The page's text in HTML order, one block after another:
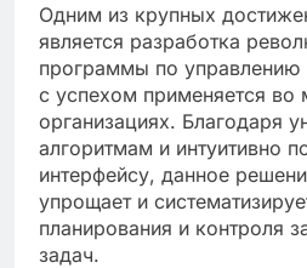
Одним из крупных
является разработка
программы по управлению
с успехом применяется во
организациях. Благодаря
алгоритмам и интуитивно
интерфейсу, данное
упрощает и
планирования и контроля
задач.